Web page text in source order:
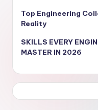
Top Engineering
Reality
SKILLS EVERY
MASTER IN 2026